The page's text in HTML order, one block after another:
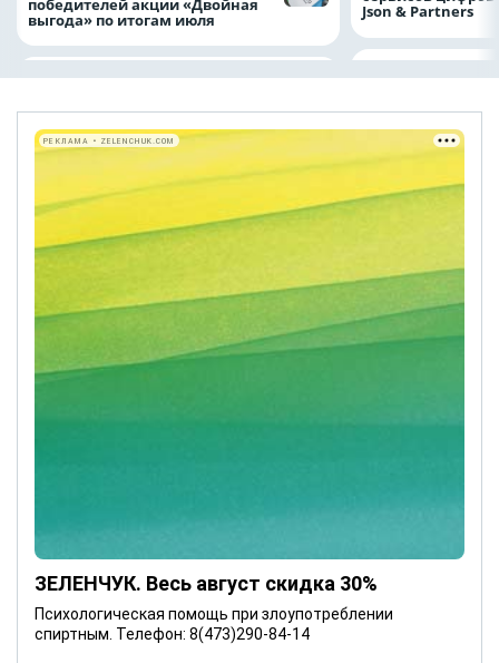
победителей акции «Двойная
выгода» по итогам июля Json & Partners
ЗЕЛЕНЧУК. Весь август скидка 30%
Психологическая помощь при злоупотреблении
спиртным. Телефон: 8(473)290-84-14
РЕКЛАМА • ZELENCHUK.COM